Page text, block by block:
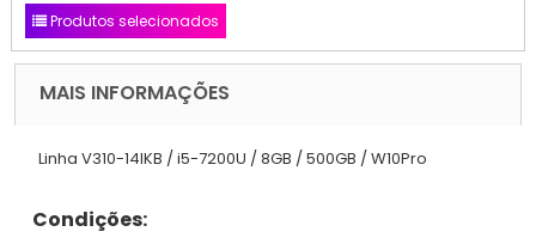
Produtos selecionados
MAIS INFORMAÇÕES
Linha V310-14IKB / i5-7200U / 8GB / 500GB / W10Pro
Condições: